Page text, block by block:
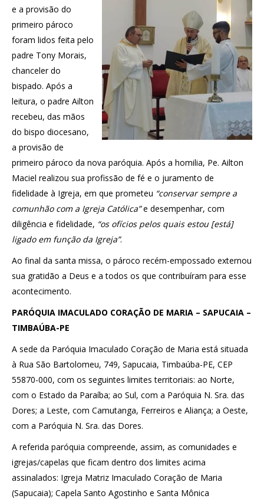
e a provisão do
primeiro pároco
foram lidos feita pelo
padre Tony Morais,
chanceler do
bispado. Após a
leitura, o padre Ailton
recebeu, das mãos
do bispo diocesano,
a provisão de
primeiro pároco da nova paróquia. Após a homilia, Pe. Ailton
Maciel realizou sua profissão de fé e o juramento de
fidelidade à Igreja, em que prometeu “conservar sempre a
comunhão com a Igreja Católica”e desempenhar, com
diligência e fidelidade, “os ofícios pelos quais estou [está]
ligado em função da Igreja”.
Ao final da santa missa, o pároco recém-empossado externou
sua gratidão a Deus e a todos os que contribuíram para esse
acontecimento.
PARÓQUIA IMACULADO CORAÇÃO DE MARIA – SAPUCAIA –
TIMBAÚBA-PE
A sede da Paróquia Imaculado Coração de Maria está situada
à Rua São Bartolomeu, 749, Sapucaia, Timbaúba-PE, CEP
55870-000, com os seguintes limites territoriais: ao Norte,
com o Estado da Paraíba; ao Sul, com a Paróquia N. Sra. das
Dores; a Leste, com Camutanga, Ferreiros e Aliança; a Oeste,
com a Paróquia N. Sra. das Dores.
A referida paróquia compreende, assim, as comunidades e
igrejas/capelas que ficam dentro dos limites acima
assinalados: Igreja Matriz Imaculado Coração de Maria
(Sapucaia); Capela Santo Agostinho e Santa Mônica